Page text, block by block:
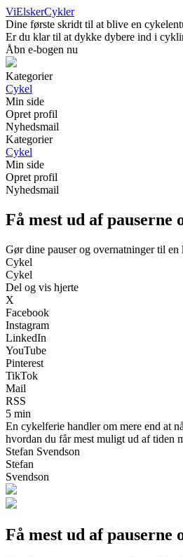
ViElskerCykler
Dine første skridt til at blive en
Er du klar til at dykke dybere ind i
Åbn e-bogen nu
Kategorier
Cykel
Min side
Opret profil
Nyhedsmail
Kategorier
Cykel
Min side
Opret profil
Nyhedsmail
Få mest ud af
Gør dine pauser og overnatninger til
Cykel
Cykel
Del og vis hjerte
X
Facebook
Instagram
LinkedIn
YouTube
Pinterest
TikTok
Mail
RSS
5 min
En cykelferie handler om mere end at
hvordan du får mest muligt ud af tiden
Stefan Svendson
Stefan
Svendson
Få mest ud af